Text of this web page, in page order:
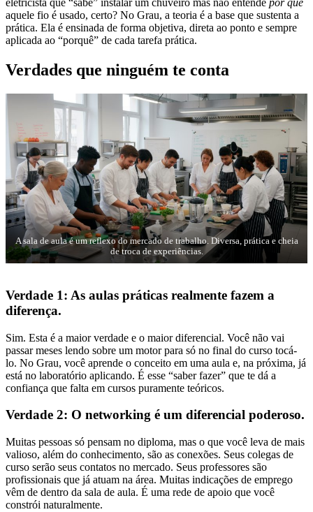
eletricista que “sabe” instalar um chuveiro mas não entende por que
aquele fio é usado, certo? No Grau, a teoria é a base que sustenta a
prática. Ela é ensinada de forma objetiva, direta ao ponto e sempre
aplicada ao “porquê” de cada tarefa prática.
Verdades que ninguém te conta
A sala de aula é um reflexo do mercado de trabalho. Diversa, prática e cheia
de troca de experiências.
Verdade 1: As aulas práticas realmente fazem a
diferença.
Sim. Esta é a maior verdade e o maior diferencial. Você não vai
passar meses lendo sobre um motor para só no final do curso tocá-
lo. No Grau, você aprende o conceito em uma aula e, na próxima, já
está no laboratório aplicando. É esse “saber fazer” que te dá a
confiança que falta em cursos puramente teóricos.
Verdade 2: O networking é um diferencial poderoso.
Muitas pessoas só pensam no diploma, mas o que você leva de mais
valioso, além do conhecimento, são as conexões. Seus colegas de
curso serão seus contatos no mercado. Seus professores são
profissionais que já atuam na área. Muitas indicações de emprego
vêm de dentro da sala de aula. É uma rede de apoio que você
constrói naturalmente.